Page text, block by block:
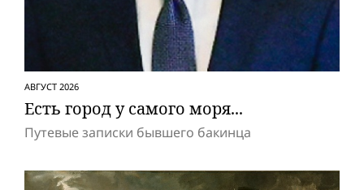
АВГУСТ 2026
Есть город у самого моря...
Путевые записки бывшего бакинца